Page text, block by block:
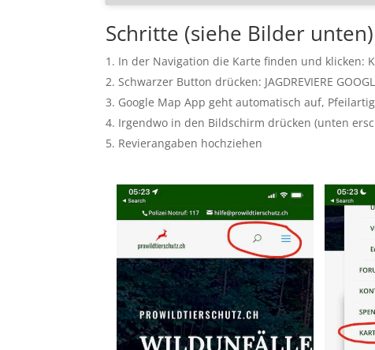
Schritte (siehe Bilder unten)
In der Navigation die Karte finden und klicken:
Schwarzer Button drücken: JAGDREVIERE
Google Map App geht automatisch auf,
Irgendwo in den Bildschirm drücken (unten
Revierangaben hochziehen